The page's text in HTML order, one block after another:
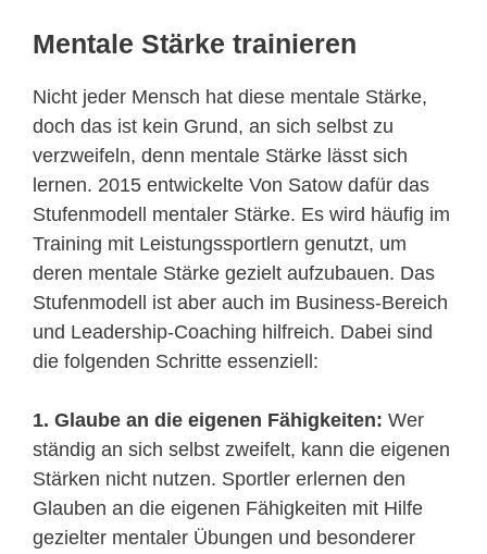
Mentale Stärke trainieren
Nicht jeder Mensch hat diese mentale Stärke,
doch das ist kein Grund, an sich selbst zu
verzweifeln, denn mentale Stärke lässt sich
lernen. 2015 entwickelte Von Satow dafür das
Stufenmodell mentaler Stärke. Es wird häufig im
Training mit Leistungssportlern genutzt, um
deren mentale Stärke gezielt aufzubauen. Das
Stufenmodell ist aber auch im Business-Bereich
und Leadership-Coaching hilfreich. Dabei sind
die folgenden Schritte essenziell:
1. Glaube an die eigenen Fähigkeiten: Wer
ständig an sich selbst zweifelt, kann die eigenen
Stärken nicht nutzen. Sportler erlernen den
Glauben an die eigenen Fähigkeiten mit Hilfe
gezielter mentaler Übungen und besonderer